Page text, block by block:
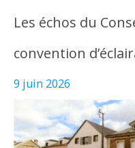
Les échos du
convention
9 juin 2026